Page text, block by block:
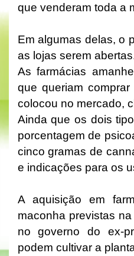
que venderam toda a
Em algumas delas, o
as lojas serem
As farmácias
que queriam
colocou no mercado,
Ainda que os dois
porcentagem de
cinco gramas de
e indicações para os
A aquisição em
maconha previstas
no governo do ex-
podem cultivar a